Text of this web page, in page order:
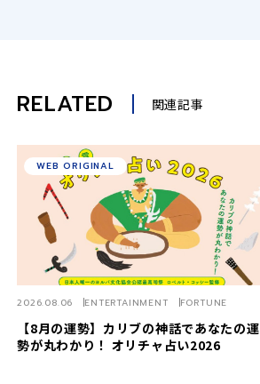
RELATED 関連記事
【8月の運勢】カリブの神話であなたの運
勢が丸わかり！ オリチャ占い2026
2026.08.06 ENTERTAINMENT FORTUNE
WEB ORIGINAL